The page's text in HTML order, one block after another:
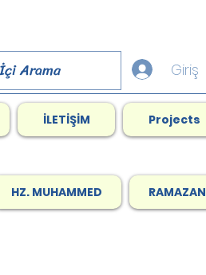
Giriş
İLETİŞİM Projects
HZ. MUHAMMED RAMAZAN